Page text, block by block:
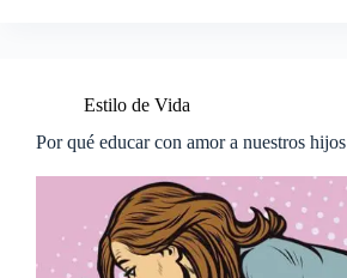
Estilo de Vida
Por qué educar con amor a nuestros hijos